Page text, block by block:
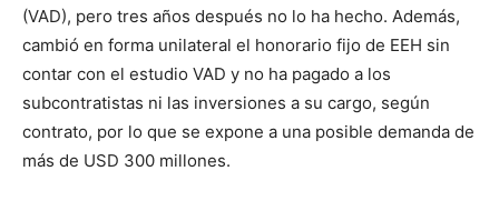
(VAD), pero tres años después no lo ha hecho. Además,
cambió en forma unilateral el honorario fijo de EEH sin
contar con el estudio VAD y no ha pagado a los
subcontratistas ni las inversiones a su cargo, según
contrato, por lo que se expone a una posible demanda de
más de USD 300 millones.